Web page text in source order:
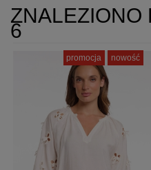
ZNALEZIONO
6
promocja nowość